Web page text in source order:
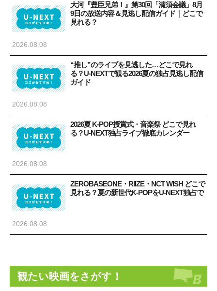
大河『豊臣兄弟！』第30回「清須会議」8月
9日の放送内容＆見逃し配信ガイド｜どこで
見れる？
2026.08.08
“推し”のライブを見逃した…どこで見れ
る？U-NEXTで観る2026夏の独占見逃し配信
ガイド
2026.08.08
2026夏 K-POP授賞式・音楽祭 どこで見れ
る？U-NEXT独占ライブ徹底カレンダー
2026.08.08
ZEROBASEONE・RIIZE・NCT WISH どこで
見れる？夏の新世代K-POPをU-NEXT独占で
2026.08.08
観たい映画をさがす！